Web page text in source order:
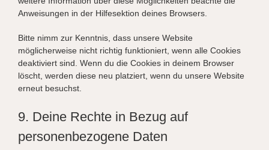
Anweisungen in der Hilfesektion deines Browsers.
Bitte nimm zur Kenntnis, dass unsere Website
möglicherweise nicht richtig funktioniert, wenn alle Cookies
deaktiviert sind. Wenn du die Cookies in deinem Browser
löscht, werden diese neu platziert, wenn du unsere Website
erneut besuchst.
9. Deine Rechte in Bezug auf
personenbezogene Daten